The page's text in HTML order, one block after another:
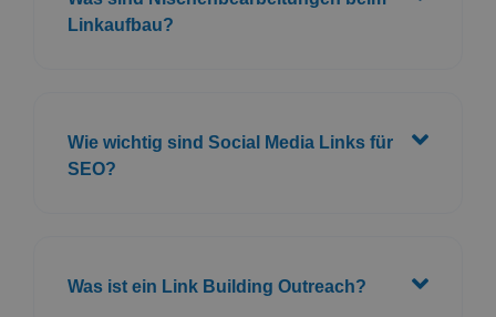
Linkaufbau?
Wie wichtig sind Social Media Links für
SEO?
Was ist ein Link Building Outreach?